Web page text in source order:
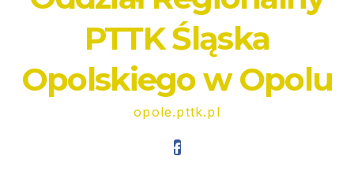
PTTK Śląska
Opolskiego w Opolu
opole.pttk.pl